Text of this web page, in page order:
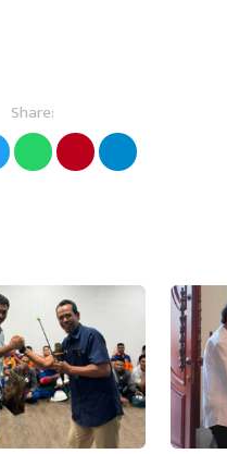
Share: